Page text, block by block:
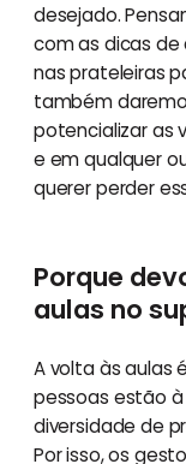
desejado.
com as dicas
nas prateleiras
também
potencializar as
e em qualquer
querer perder
Porque
aulas no
A volta às aulas
pessoas estão
diversidade de
Por isso, os